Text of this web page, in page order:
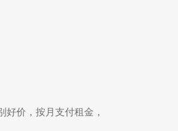
好价，按月支付租金，